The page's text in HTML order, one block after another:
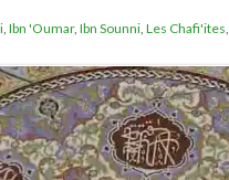
, Ibn 'Oumar, Ibn Sounni, Les Chafi'ites,